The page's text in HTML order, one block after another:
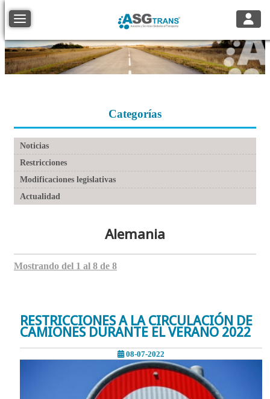
Toggle navigation
Categorías
Noticias
Restricciones
Modificaciones legislativas
Actualidad
Alemania
Mostrando del 1 al 8 de 8
RESTRICCIONES A LA CIRCULACIÓN DE
CAMIONES DURANTE EL VERANO 2022
08-07-2022